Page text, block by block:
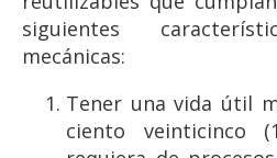
siguientes
mecánicas:
Tener una vida útil
ciento veinticinco